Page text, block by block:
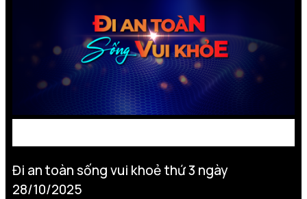
Đi an toàn sống vui khoẻ thứ 3 ngày
28/10/2025